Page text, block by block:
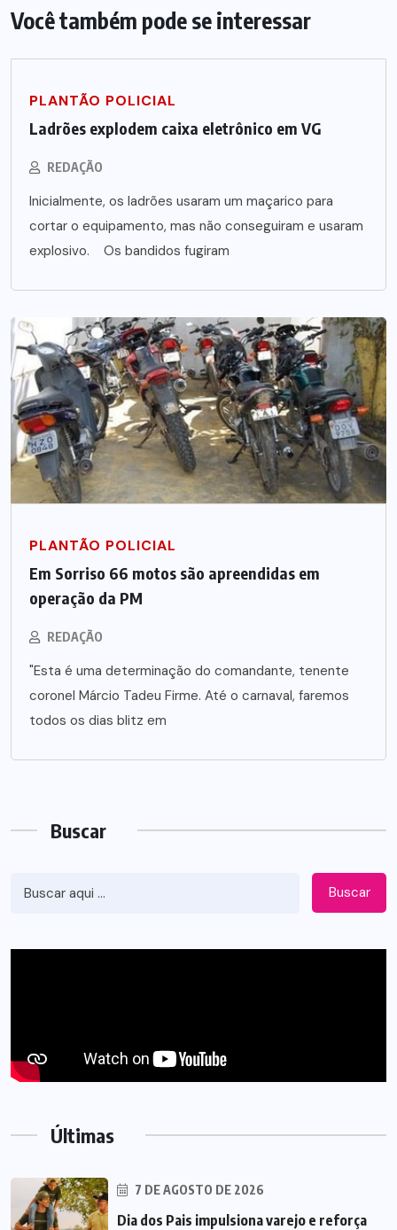
Você também pode se interessar
PLANTÃO POLICIAL
Ladrões explodem caixa eletrônico em VG
REDAÇÃO
Inicialmente, os ladrões usaram um maçarico para
cortar o equipamento, mas não conseguiram e usaram
explosivo. Os bandidos fugiram
PLANTÃO POLICIAL
Em Sorriso 66 motos são apreendidas em
operação da PM
REDAÇÃO
"Esta é uma determinação do comandante, tenente
coronel Márcio Tadeu Firme. Até o carnaval, faremos
todos os dias blitz em
Buscar
Buscar
Últimas
7 DE AGOSTO DE 2026
Dia dos Pais impulsiona varejo e reforça